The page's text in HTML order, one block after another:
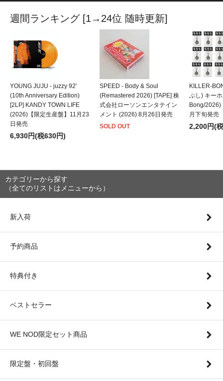
週間ランキング [1→24位 随時更新]
YOUNG JUJU - juzzy 92'
(10th Anniversary Edition)
[2LP] KANDY TOWN LIFE
(2026)【限定生産盤】11月23
日発売
6,930円(税630円)
SPEED - Body & Soul
(Remastered 2026) [TAPE] 株
式会社ローソンエンタテイン
メント (2026) 8月26日発売
SOLD OUT
KILLER-
ぶし) キー
Bong/2026)
月下旬発売
2,200円(
カテゴリーから探す
（全てのリストはメニューから）
新入荷
予約商品
特典付き
ベストセラー
WE NOD限定セット商品
限定盤・初回盤